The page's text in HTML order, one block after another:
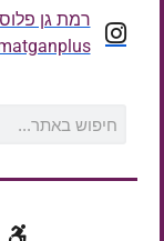
רמת גן פלוס